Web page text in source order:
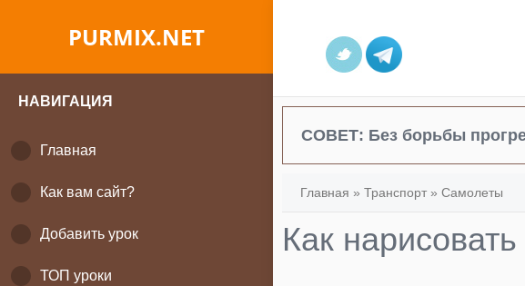
PURMIX.NET
НАВИГАЦИЯ
Главная
Как вам сайт?
Добавить урок
ТОП уроки
СОВЕТ: Без борьбы
Главная » Транспорт » Самолеты
Как